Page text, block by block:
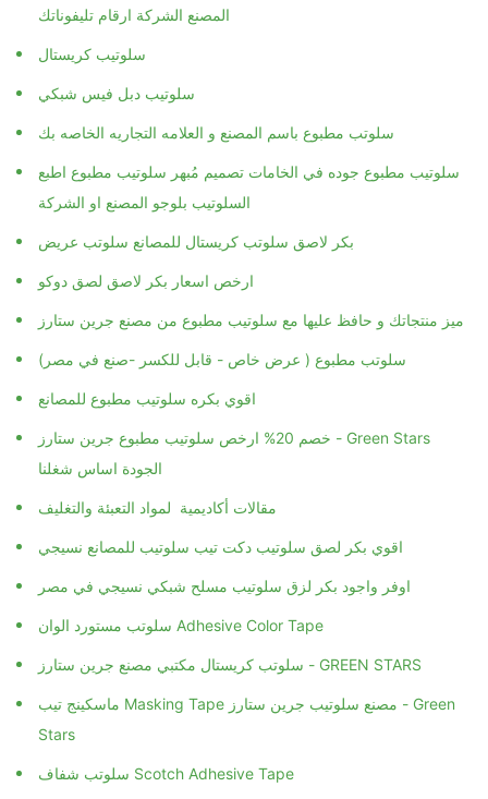
المصنع الشركة ارقام تليفوناتك
سلوتيب كريستال
سلوتيب دبل فيس شبكي
سلوتب مطبوع باسم المصنع و العلامه التجاريه الخاصه بك
سلوتيب مطبوع جوده في الخامات تصميم مُبهر سلوتيب مطبوع اطبع
السلوتيب بلوجو المصنع او الشركة
بكر لاصق سلوتب كريستال للمصانع سلوتب عريض
ارخص اسعار بكر لاصق لصق دوكو
ميز منتجاتك و حافظ عليها مع سلوتيب مطبوع من مصنع جرين ستارز
سلوتب مطبوع ( عرض خاص - قابل للكسر -صنع في مصر)
اقوي بكره سلوتيب مطبوع للمصانع
خصم 20% ارخص سلوتيب مطبوع جرين ستارز - Green Stars
الجودة اساس شغلنا
مقالات أكاديمية لمواد التعبئة والتغليف
اقوي بكر لصق سلوتيب دكت تيب سلوتيب للمصانع نسيجي
اوفر واجود بكر لزق سلوتيب مسلح شبكي نسيجي في مصر
سلوتب مستورد الوان Adhesive Color Tape
سلوتب كريستال مكتبي مصنع جرين ستارز - GREEN STARS
ماسكينج تيب Masking Tape مصنع سلوتيب جرين ستارز - Green
Stars
سلوتب شفاف Scotch Adhesive Tape